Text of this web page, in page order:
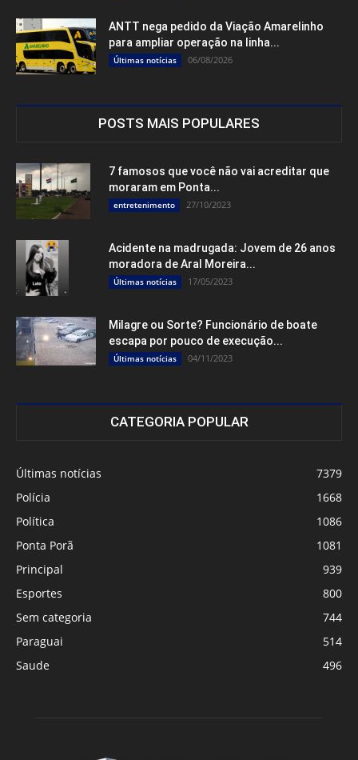
ANTT nega pedido da Viação Amarelinho
para ampliar operação na linha...
Últimas notícias 06/08/2026
POSTS MAIS POPULARES
7 famosos que você não vai acreditar que
moraram em Ponta...
entretenimento 27/10/2023
Acidente na madrugada: Jovem de 26 anos
moradora de Aral Moreira...
Últimas notícias 17/05/2023
Milagre ou Sorte? Funcionário de boate
escapa por pouco de execução...
Últimas notícias 04/11/2023
CATEGORIA POPULAR
Últimas notícias
7379
Polícia
1668
Política
1086
Ponta Porã
1081
Principal
939
Esportes
800
Sem categoria
744
Paraguai
514
Saude
496